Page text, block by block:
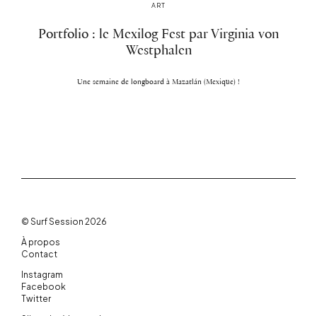
ART
Portfolio : le Mexilog Fest par Virginia von
Westphalen
Une semaine de longboard à Mazatlán (Mexique) !
© Surf Session 2026
À propos
Contact
Instagram
Facebook
Twitter